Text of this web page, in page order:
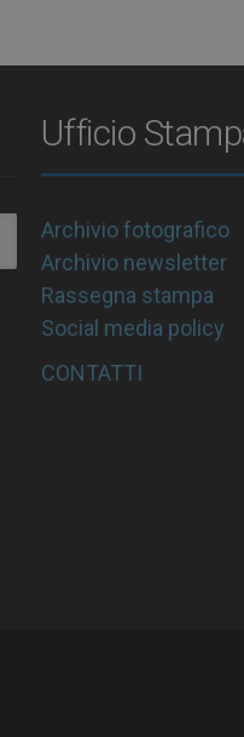
Ufficio
Archivio fotografico
Archivio newsletter
Rassegna stampa
Social media policy
CONTATTI